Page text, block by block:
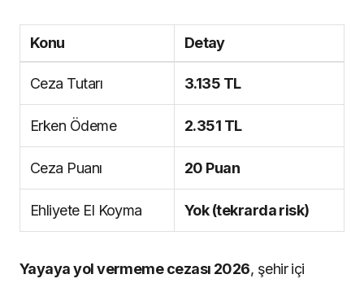
Konu Detay
Ceza Tutarı 3.135 TL
Erken Ödeme 2.351 TL
Ceza Puanı 20 Puan
Ehliyete El Koyma Yok (tekrarda risk)
Yayaya yol vermeme cezası 2026, şehir içi